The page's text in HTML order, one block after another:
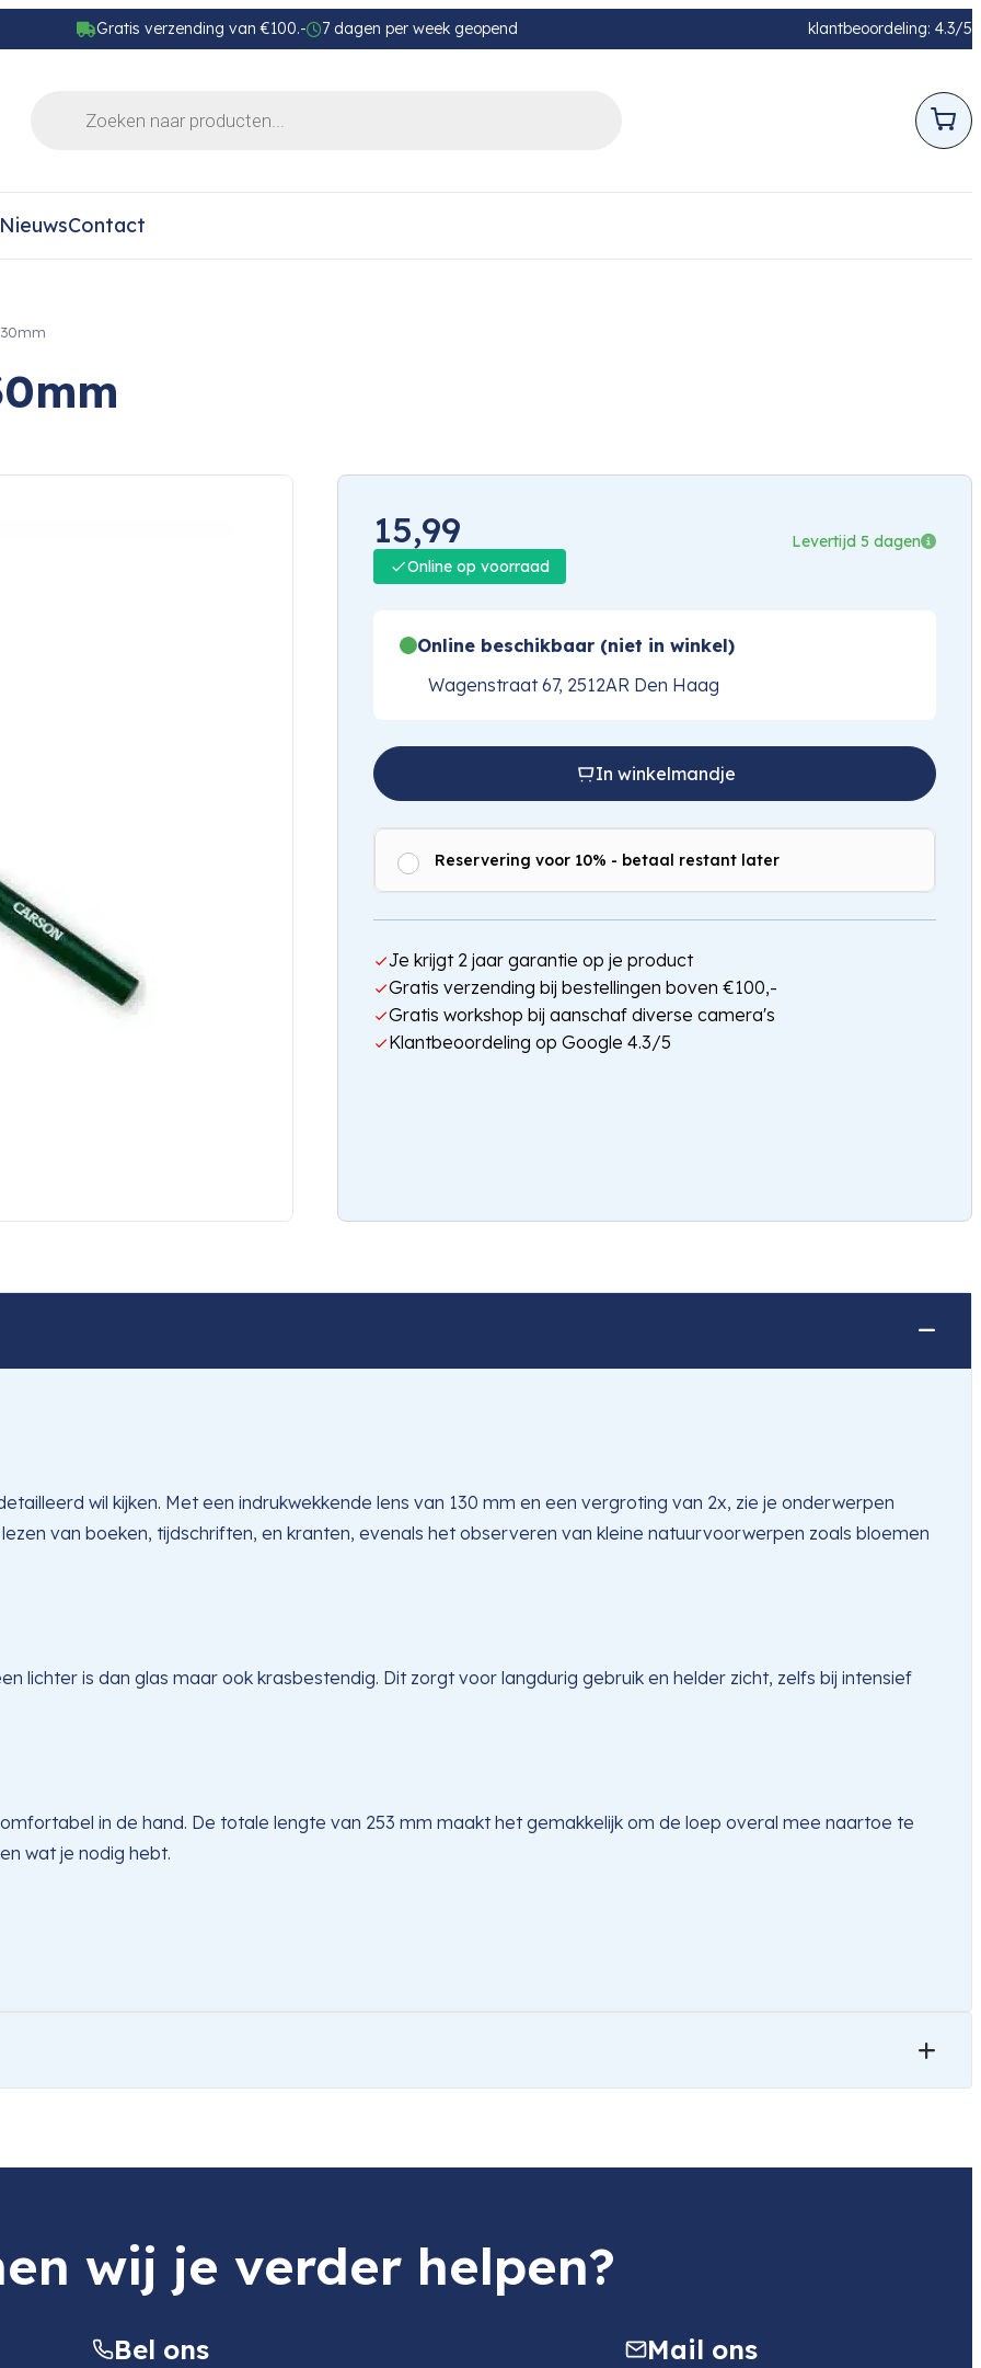
Gratis verzending van €100.- 7 dagen per week geopend klantbeoordeling: 4.3/5
NieuwsContact
15,99
Levertijd 5 dagen
Online op voorraad
Online beschikbaar (niet in winkel)
Wagenstraat 67, 2512AR Den Haag
In winkelmandje
Reservering voor 10% - betaal restant later
Je krijgt 2 jaar garantie op je product
Gratis verzending bij bestellingen boven €100,-
Gratis workshop bij aanschaf diverse camera's
Klantbeoordeling op Google 4.3/5
wil kijken. Met een indrukwekkende lens van 130 mm en een vergroting van 2x, zie je onderwerpen
van boeken, tijdschriften, en kranten, evenals het observeren van kleine natuurvoorwerpen zoals bloemen
lichter is dan glas maar ook krasbestendig. Dit zorgt voor langdurig gebruik en helder zicht, zelfs bij intensief
in de hand. De totale lengte van 253 mm maakt het gemakkelijk om de loep overal mee naartoe te
wat je nodig hebt.
wij je verder helpen?
Bel ons Mail ons